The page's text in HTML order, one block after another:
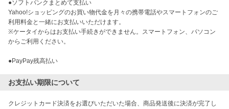
●ソフトバンクまとめて支払い
Yahoo!ショッピングのお買い物代金を月々の携帯電話やスマートフォンのご
利用料金と一緒にお支払いいただけます。
※ケータイからはお支払い手続きができません。スマートフォン、パソコン
からご利用ください。
●PayPay残高払い
お支払い期限について
クレジットカード決済をお選びいただいた場合、商品発送後に決済が完了し